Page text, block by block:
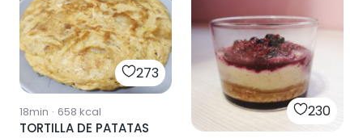
273
18min · 658 kcal
TORTILLA DE PATATAS
230